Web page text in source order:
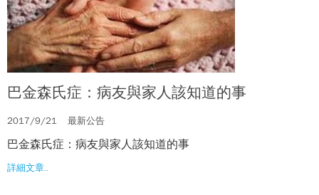
巴金森氏症：病友與家人該知道的事
2017/9/21 最新公告
巴金森氏症：病友與家人該知道的事
詳細文章..